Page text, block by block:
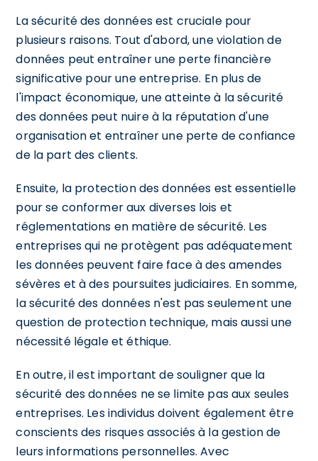
La sécurité des données est cruciale pour
plusieurs raisons. Tout d'abord, une violation de
données peut entraîner une perte financière
significative pour une entreprise. En plus de
l'impact économique, une atteinte à la sécurité
des données peut nuire à la réputation d'une
organisation et entraîner une perte de confiance
de la part des clients.
Ensuite, la protection des données est essentielle
pour se conformer aux diverses lois et
réglementations en matière de sécurité. Les
entreprises qui ne protègent pas adéquatement
les données peuvent faire face à des amendes
sévères et à des poursuites judiciaires. En somme,
la sécurité des données n'est pas seulement une
question de protection technique, mais aussi une
nécessité légale et éthique.
En outre, il est important de souligner que la
sécurité des données ne se limite pas aux seules
entreprises. Les individus doivent également être
conscients des risques associés à la gestion de
leurs informations personnelles. Avec